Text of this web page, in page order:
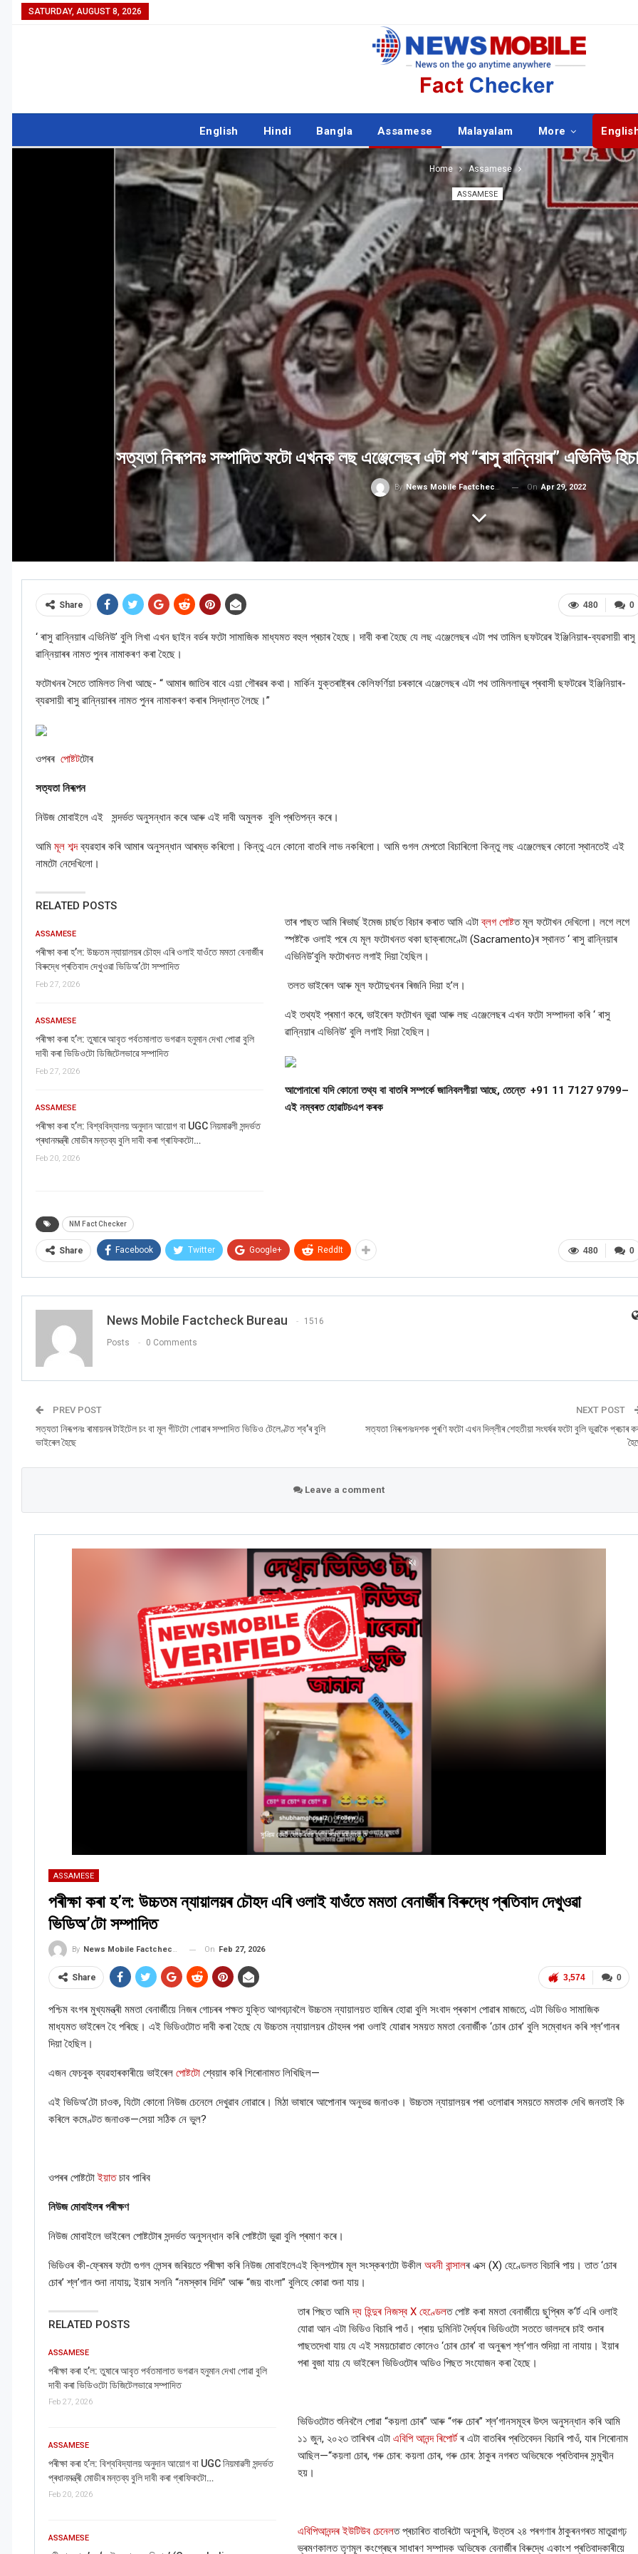
SATURDAY, AUGUST 8, 2026
English Hindi Bangla Assamese Malayalam More
Home Assamese
ASSAMESE
সত্যতা নিৰূপনঃ সম্পাদিত ফটো এখনক লছ এঞ্জেলেছৰ এটা পথ “ৰাসু ৱান্নিয়াৰ” এভিনিউ
By News Mobile Factcheck Bureau On Apr 29, 2022
0
480
Share
‘ ৰাসু ৱান্নিয়াৰ এভিনিউ’ বুলি লিখা এখন ছাইন বৰ্ডৰ ফটো সামাজিক মাধ্যমত বহুল প্ৰচাৰ হৈছে। দাবী কৰা হৈছে যে লছ এঞ্জেলেছৰ এটা পথ তামিল ছফটৱেৰ ইঞ্জিনিয়াৰ-ব্যৱসায়ী ৰাসু
ৱান্নিয়াৰৰ নামত পুনৰ নামাকৰণ কৰা হৈছে।
ফটোখনৰ সৈতে তামিলত লিখা আছে- “ আমাৰ জাতিৰ বাবে এয়া গৌৰৱৰ কথা। মাৰ্কিন যুক্তৰাষ্ট্ৰৰ কেলিফৰ্ণিয়া চৰকাৰে এঞ্জেলেছৰ এটা পথ তামিললাডুৰ প্ৰবাসী ছফটৱেৰ ইঞ্জিনিয়াৰ-
ব্যৱসায়ী ৰাসু ৱান্নিয়াৰৰ নামত পুনৰ নামাকৰণ কৰাৰ সিদ্ধান্ত লৈছে।”
ওপৰৰ পোষ্টটটোৰ
সত্যতা নিৰূপন
নিউজ মোবাইলে এই সন্দৰ্ভত অনুসন্ধান কৰে আৰু এই দাবী অমুলক বুলি প্ৰতিপন্ন কৰে।
আমি মূল শব্দ ব্যৱহাৰ কৰি আমাৰ অনুসন্ধান আৰম্ভ কৰিলো। কিন্তু এনে কোনো বাতৰি লাভ নকৰিলো। আমি গুগল মেপতো বিচাৰিলো কিন্তু লছ এঞ্জেলেছৰ কোনো স্থানতেই এই
নামটো নেদেখিলো।
RELATED POSTS
ASSAMESE
পৰীক্ষা কৰা হ’ল: উচ্চতম ন্যায়ালয়ৰ চৌহদ এৰি ওলাই যাওঁতে মমতা বেনাৰ্জীৰ
বিৰুদ্ধে প্ৰতিবাদ দেখুওৱা ভিডিঅ’টো সম্পাদিত
Feb 27, 2026
ASSAMESE
পৰীক্ষা কৰা হ’ল: তুষাৰে আবৃত পৰ্বতমালাত ভগৱান হনুমান দেখা পোৱা বুলি
দাবী কৰা ভিডিওটো ডিজিটেলভাৱে সম্পাদিত
Feb 27, 2026
ASSAMESE
পৰীক্ষা কৰা হ’ল: বিশ্ববিদ্যালয় অনুদান আয়োগ বা UGC নিয়মাৱলী সন্দৰ্ভত
প্ৰধানমন্ত্ৰী মোডীৰ মন্তব্য বুলি দাবী কৰা গ্ৰাফিকটো…
Feb 20, 2026
তাৰ পাছত আমি ৰিভাৰ্ছ ইমেজ চাৰ্ছত বিচাৰ কৰাত আমি এটা ব্লগ পোষ্টত মূল ফটোখন দেখিলো। লগে লগে
স্পষ্টকৈ ওলাই পৰে যে মূল ফটোখনত থকা ছাক্ৰামেণ্টো (Sacramento)ৰ স্থানত‘ ৰাসু ৱান্নিয়াৰ
এভিনিউ’বুলি ফটোখনত লগাই দিয়া হৈছিল।
তলত ভাইৰেল আৰু মূল ফটোদুখনৰ ৰিজনি দিয়া হ’ল।
এই তথ্যই প্ৰমাণ কৰে, ভাইৰেল ফটোখন ভুৱা আৰু লছ এঞ্জেলেছৰ এখন ফটো সম্পাদনা কৰি ‘ ৰাসু
ৱান্নিয়াৰ এভিনিউ’ বুলি লগাই দিয়াহৈছিল।
আপোনাৰো যদি কোনো তথ্য বা বাতৰি সম্পৰ্কে জানিবলগীয়া আছে, তেন্তে +91 11 7127 9799–
এই নম্বৰত হোৱাটচএপ কৰক
NM Fact Checker
0
480
Share Facebook Twitter Google+ ReddIt
News Mobile Factcheck Bureau 1516
Posts 0 Comments
PREV POST
সত্যতা নিৰূপনঃ ৰামায়নৰ টাইটেল চং বা মূল গীটটো গোৱাৰ সম্পাদিত ভিডিও টেলেণ্টত শ্ব’ৰ বুলি
ভাইৰেল হৈছে
NEXT POST
সত্যতা নিৰূপনঃদশক পুৰণি ফটো এখন দিল্লীৰ শেহতীয়া সংঘৰ্ষৰ ফটো বুলি ভুৱাকৈ প্ৰচাৰ
Leave a comment
ASSAMESE
পৰীক্ষা কৰা হ’ল: উচ্চতম ন্যায়ালয়ৰ চৌহদ এৰি ওলাই যাওঁতে মমতা বেনাৰ্জীৰ বিৰুদ্ধে প্ৰতিবাদ দেখুওৱা
ভিডিঅ’টো সম্পাদিত
By News Mobile Factcheck Bureau On Feb 27, 2026
0
3,574
Share
পশ্চিম বংগৰ মুখ্যমন্ত্ৰী মমতা বেনাৰ্জীয়ে নিজৰ গোচৰৰ পক্ষত যুক্তি আগবঢ়াবলৈ উচ্চতম ন্যায়ালয়ত হাজিৰ হোৱা বুলি সংবাদ প্ৰকাশ পোৱাৰ মাজতে, এটা ভিডিও সামাজিক
মাধ্যমত ভাইৰেল হৈ পৰিছে। এই ভিডিওটোত দাবী কৰা হৈছে যে উচ্চতম ন্যায়ালয়ৰ চৌহদৰ পৰা ওলাই যোৱাৰ সময়ত মমতা বেনাৰ্জীক ‘চোৰ চোৰ’ বুলি সম্বোধন কৰি শ্ল’গানৰ
দিয়া হৈছিল।
এজন ফেচবুক ব্যৱহাৰকাৰীয়ে ভাইৰেল পোষ্টটো শ্বেয়াৰ কৰি শিৰোনামত লিখিছিল—
এই ভিডিঅ’টো চাওক, যিটো কোনো নিউজ চেনেলে দেখুৱাব নোৱাৰে। মিঠা ভাষাৰে আপোনাৰ অনুভৱ জনাওক। উচ্চতম ন্যায়ালয়ৰ পৰা ওলোৱাৰ সময়তে মমতাক দেখি জনতাই কি
কৰিলে কমেণ্টত জনাওক—সেয়া সঠিক নে ভুল?
ওপৰৰ পোষ্টটো ইয়াতচাব পাৰিব
নিউজ মোবাইলৰ পৰীক্ষণ
নিউজ মোবাইলে ভাইৰেল পোষ্টটোৰ সন্দৰ্ভত অনুসন্ধান কৰি পোষ্টটো ভুৱা বুলি প্ৰমাণ কৰে।
ভিডিওৰ কী-ফ্ৰেমৰ ফটো গুগল লেন্সৰ জৰিয়তে পৰীক্ষা কৰি নিউজ মোবাইলেএই ক্লিপটোৰ মূল সংস্কৰণটো উকীল অবনী বান্সালৰ এক্স (X) হেণ্ডেলত বিচাৰি পায়। তাত ‘চোৰ
চোৰ’ শ্ল’গান শুনা নাযায়; ইয়াৰ সলনি “নমস্কাৰ দিদি” আৰু “জয় বাংলা” বুলিহে কোৱা শুনা যায়।
RELATED POSTS
ASSAMESE
পৰীক্ষা কৰা হ’ল: তুষাৰে আবৃত পৰ্বতমালাত ভগৱান হনুমান দেখা পোৱা বুলি
দাবী কৰা ভিডিওটো ডিজিটেলভাৱে সম্পাদিত
Feb 27, 2026
ASSAMESE
পৰীক্ষা কৰা হ’ল: বিশ্ববিদ্যালয় অনুদান আয়োগ বা UGC নিয়মাৱলী সন্দৰ্ভত
প্ৰধানমন্ত্ৰী মোডীৰ মন্তব্য বুলি দাবী কৰা গ্ৰাফিকটো…
Feb 20, 2026
ASSAMESE
তাৰ পিছত আমিদ্য হিন্দুৰ নিজস্ব X হেণ্ডেলত পোষ্ট কৰা মমতা বেনাৰ্জীয়ে ছুপ্ৰিম ক’ৰ্ট এৰি ওলাই
যোৱা আন এটা ভিডিও বিচাৰি পাওঁ। প্ৰায় দুমিনিট দৈৰ্ঘ্যৰ ভিডিওটো সততে ভালদৰে চাই শুনাৰ
পাছতদেখা যায় যে এই সময়চোৱাত কোনেও ‘চোৰ চোৰ’ বা অনুৰূপ শ্ল’গান শুদিয়া না নাযায়। ইয়াৰ
পৰা বুজা যায় যে ভাইৰেল ভিডিওটোৰ অডিও পিছত সংযোজন কৰা হৈছে।
ভিডিওটোত শুনিবলৈ পোৱা “কয়লা চোৰ” আৰু “গৰু চোৰ” শ্ল’গানসমূহৰ উৎস অনুসন্ধান কৰি আমি
১১ জুন, ২০২৩ তাৰিখৰ এটা এবিপি আনন্দ ৰিপোৰ্ট ৰ এটা বাতৰিৰ প্ৰতিবেদন বিচাৰি পাওঁ, যাৰ শিৰোনাম
আছিল—“কয়লা চোৰ, গৰু চোৰ: কয়লা চোৰ, গৰু চোৰ: ঠাকুৰ নগৰত অভিষেকে প্ৰতিবাদৰ সন্মুখীন
হয়।
এবিপিআনন্দৰ ইউটিউব চেনেলত প্ৰচাৰিত বাতৰিটো অনুসৰি, উত্তৰ ২৪ পৰগণাৰ ঠাকুৰনগৰত মাতুৱাগঢ়
ভ্ৰমণকালত তৃণমূল কংগ্ৰেছৰ সাধাৰণ সম্পাদক অভিষেক বেনাৰ্জীৰ বিৰুদ্ধে একাংশ প্ৰতিবাদকাৰীয়ে